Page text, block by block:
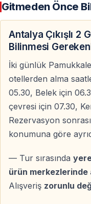
Sabah Programı
Otelde kahvaltı
Pamukkale çevresini
dinlenme imkânı
Dileyenler İçin
— Antik Kleopatra
— Pamukkale
— Termal tesislerden
Kemer’e Dönüş
Öğle saatlerinden
Gitmeden Önce
Antalya Çıkışlı
Bilinmesi
İki günlük
otellerden alma
05.30, Belek için
çevresi için 07.30,
Rezervasyon
konumuna göre
— Tur sırasında
ürün merkezlerinde
Alışveriş zorunlu